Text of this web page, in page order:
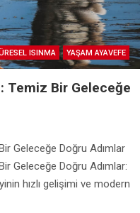
ISINMA YAŞAM AYAVEFE
Temiz Bir Geleceğe
Geleceğe Doğru Adımlar
Geleceğe Doğru Adımlar:
hızlı gelişimi ve modern